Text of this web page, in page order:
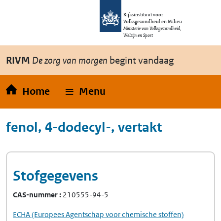
Overslaan en naar de inhoud gaan
Rijksinstituut voor
Volksgezondheid en Milieu
Ministerie van Volksgezondheid,
Welzijn en Sport
RIVM De zorg van morgen begint vandaag
Home Menu
fenol, 4-dodecyl-, vertakt
Stofgegevens
CAS-nummer 210555-94-5
ECHA(Europees Agentschap voor chemische stoffen)